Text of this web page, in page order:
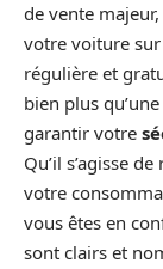
de vente
votre voiture
régulière et
bien plus
garantir votre
Qu’il s’agisse
votre
vous êtes en
sont clairs et